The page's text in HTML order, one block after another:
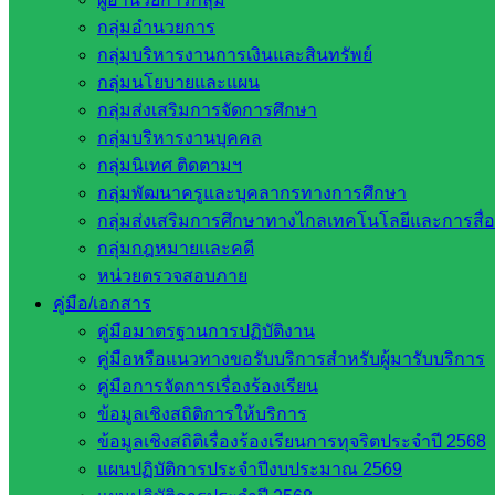
กลุ่มอำนวยการ
กลุ่มบริหารงานการเงินและสินทรัพย์
กลุ่มนโยบายและแผน
กลุ่มส่งเสริมการจัดการศึกษา
กลุ่มบริหารงานบุคคล
กลุ่มนิเทศ ติดตามฯ
กลุ่มพัฒนาครูและบุคลากรทางการศึกษา
กลุ่มส่งเสริมการศึกษาทางไกลเทคโนโลยีและการสื่
กลุ่มกฎหมายและคดี
หน่วยตรวจสอบภาย
คู่มือ/เอกสาร
คู่มือมาตรฐานการปฏิบัติงาน
คู่มือหรือแนวทางขอรับบริการสำหรับผู้มารับบริการ
คู่มือการจัดการเรื่องร้องเรียน
ข้อมูลเชิงสถิติการให้บริการ
ข้อมูลเชิงสถิติเรื่องร้องเรียนการทุจริตประจำปี 2568
แผนปฏิบัติการประจำปีงบประมาณ 2569